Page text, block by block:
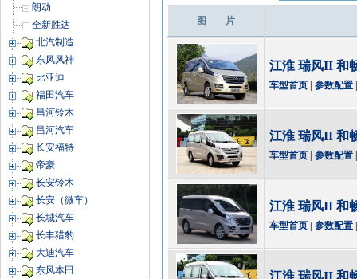
图 片
江淮 瑞风II 和
车型首页 参数配置
江淮 瑞风II 和
车型首页 参数配置
江淮 瑞风II 和
车型首页 参数配置
江淮 瑞风II 和
朗动
全新胜达
北汽制造
东风风神
比亚迪
福田汽车
昌河铃木
昌河汽车
长安福特
帝豪
长安铃木
长安（微车）
长城汽车
长丰猎豹
大迪汽车
东风本田